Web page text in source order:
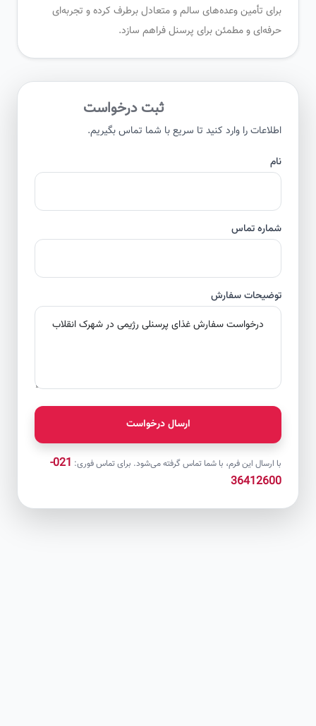
برای تأمین وعده‌های سالم و متعادل برطرف کرده و تجربه‌ای
حرفه‌ای و مطمئن برای پرسنل فراهم سازد.
ثبت درخواست
اطلاعات را وارد کنید تا سریع با شما تماس بگیریم.
شماره تماس
توضیحات سفارش
ارسال درخواست
با ارسال این فرم، با شما تماس گرفته می‌شود. برای تماس فوری:
021-
36412600